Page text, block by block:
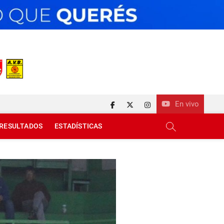
En vivo
facebook
twitterinstagram
RESULTADOS ESTADÍSTICAS